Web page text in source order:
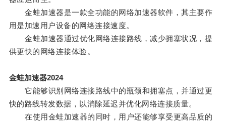
金蛙加速器是一款全功能的网络加速器软件，其主要作
用是加速用户设备的网络连接速度。
金蛙加速器通过优化网络连接路线，减少拥塞状况，提
供更快的网络连接体验。
金蛙加速器2024
它能够识别网络连接路线中的瓶颈和拥塞点，并通过更
快的路线转发数据，以消除延迟并优化网络连接质量。
在使用金蛙加速器的同时，用户还能够享受更高品质的